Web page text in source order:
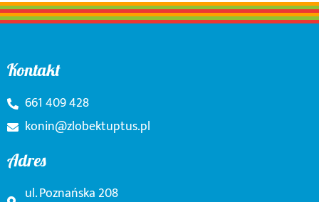
Kontakt
661 409 428
konin@zlobektuptus.pl
Adres
ul. Poznańska 208